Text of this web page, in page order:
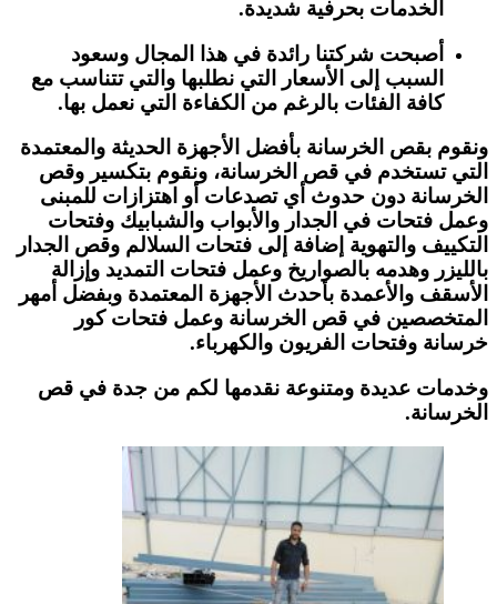
الخدمات بحرفية شديدة.
أصبحت شركتنا رائدة في هذا المجال وسعود
السبب إلى الأسعار التي نطلبها والتي تتناسب مع
كافة الفئات بالرغم من الكفاءة التي نعمل بها.
ونقوم بقص الخرسانة بأفضل الأجهزة الحديثة والمعتمدة
التي تستخدم في قص الخرسانة، ونقوم بتكسير وقص
الخرسانة دون حدوث أي تصدعات أو اهتزازات للمبنى
وعمل فتحات في الجدار والأبواب والشبابيك وفتحات
التكييف والتهوية إضافة إلى فتحات السلالم وقص الجدار
بالليزر وهدمه بالصواريخ وعمل فتحات التمديد وإزالة
الأسقف والأعمدة بأحدث الأجهزة المعتمدة وبفضل أمهر
المتخصصين في قص الخرسانة وعمل فتحات كور
خرسانة وفتحات الفريون والكهرباء.
وخدمات عديدة ومتنوعة نقدمها لكم من جدة في قص
الخرسانة.